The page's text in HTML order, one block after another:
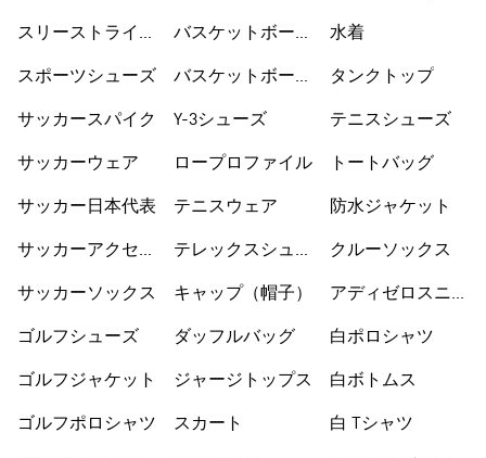
スリーストライプ
スポーツシューズ
サッカースパイク
サッカーウェア
サッカー日本代表
サッカーアクセサ
サッカーソックス
ゴルフシューズ
ゴルフジャケット
ゴルフポロシャツ
バスケットボール
バスケットボール
Y-3シューズ
ロープロファイル
テニスウェア
テレックスシュー
キャップ（帽子）
ダッフルバッグ
ジャージトップス
スカート
水着
タンクトップ
テニスシューズ
トートバッグ
防水ジャケット
クルーソックス
アディゼロスニー
白ポロシャツ
白ボトムス
白 Tシャツ